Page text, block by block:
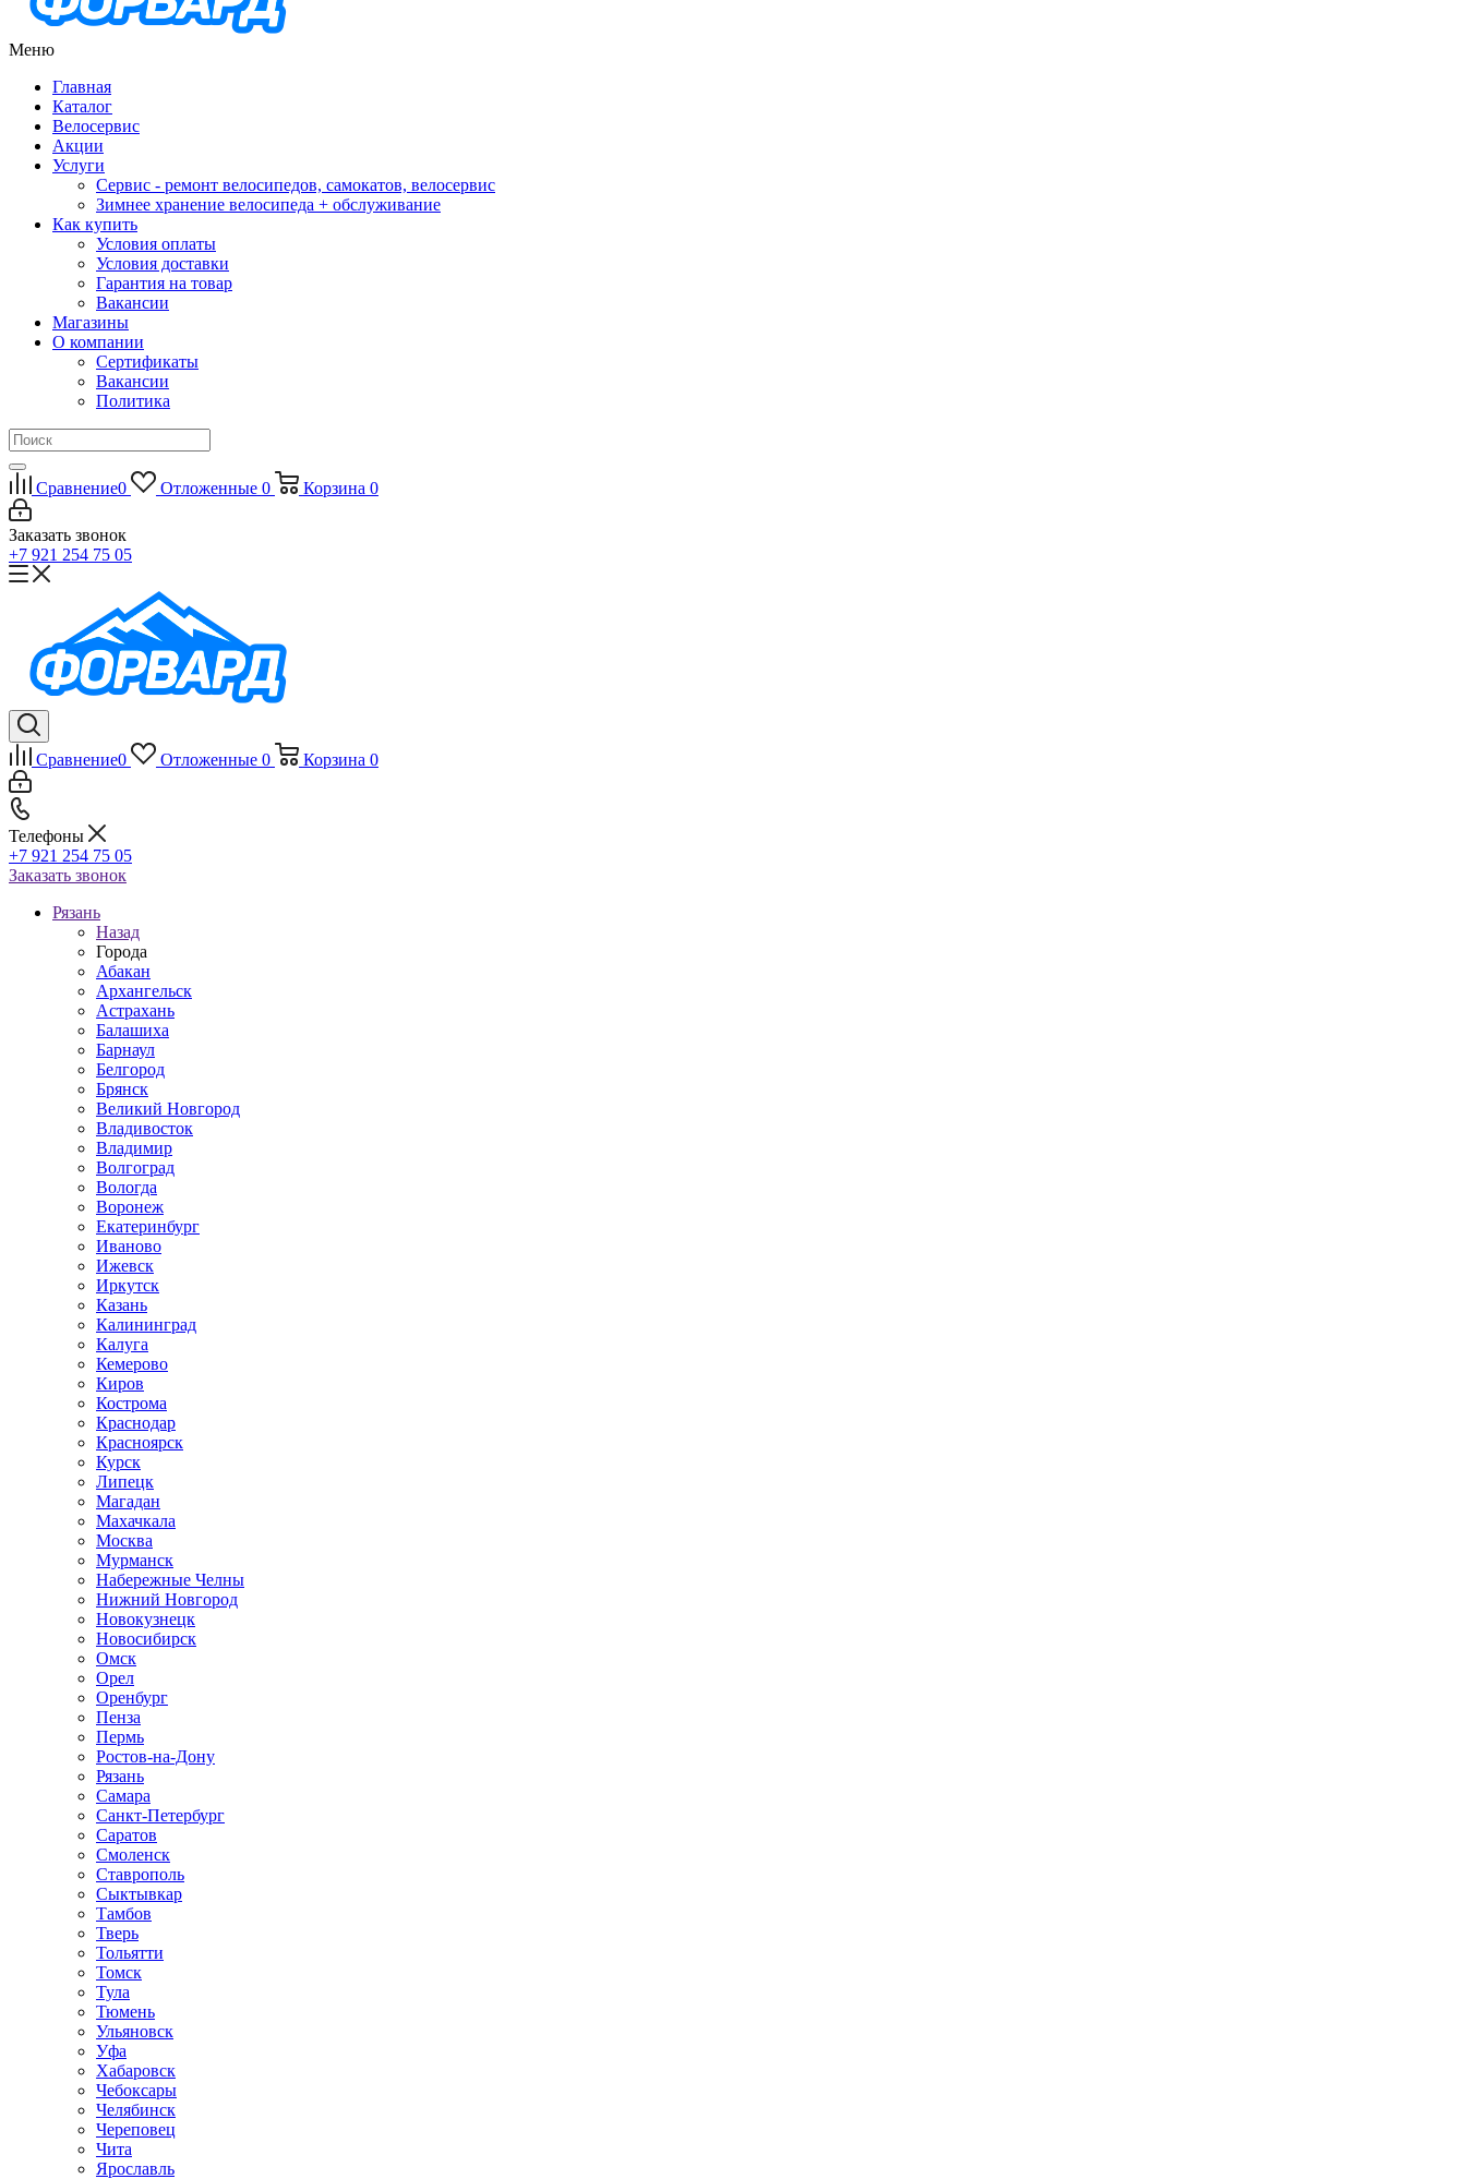
Меню
Главная
Каталог
Велосервис
Акции
Услуги
Сервис - ремонт велосипедов, самокатов, велосервис
Зимнее хранение велосипеда + обслуживание
Как купить
Условия оплаты
Условия доставки
Гарантия на товар
Вакансии
Магазины
О компании
Сертификаты
Вакансии
Политика
Сравнение0 Отложенные 0 Корзина 0
Заказать звонок
+7 921 254 75 05
Сравнение0 Отложенные 0 Корзина 0
Телефоны
+7 921 254 75 05
Заказать звонок
Рязань
Назад
Города
Абакан
Архангельск
Астрахань
Балашиха
Барнаул
Белгород
Брянск
Великий Новгород
Владивосток
Владимир
Волгоград
Вологда
Воронеж
Екатеринбург
Иваново
Ижевск
Иркутск
Казань
Калининград
Калуга
Кемерово
Киров
Кострома
Краснодар
Красноярск
Курск
Липецк
Магадан
Махачкала
Москва
Мурманск
Набережные Челны
Нижний Новгород
Новокузнецк
Новосибирск
Омск
Орел
Оренбург
Пенза
Пермь
Ростов-на-Дону
Рязань
Самара
Санкт-Петербург
Саратов
Смоленск
Ставрополь
Сыктывкар
Тамбов
Тверь
Тольятти
Томск
Тула
Тюмень
Ульяновск
Уфа
Хабаровск
Чебоксары
Челябинск
Череповец
Чита
Ярославль